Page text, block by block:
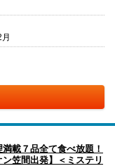
載７品全て食べ放題！
笠間出発】＜ミステリ